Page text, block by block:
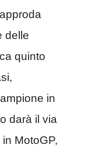
delle
quinto
in
darà il via
MotoGP,